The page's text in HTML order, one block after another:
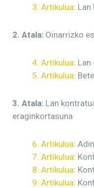
3. Artikulua:
2. Atala: Oinarrizko
4. Artikulua: Lan
5. Artikulua:
3. Atala: Lan
eraginkortasuna
6. Artikulua:
7. Artikulua:
8. Artikulua:
9. Artikulua: